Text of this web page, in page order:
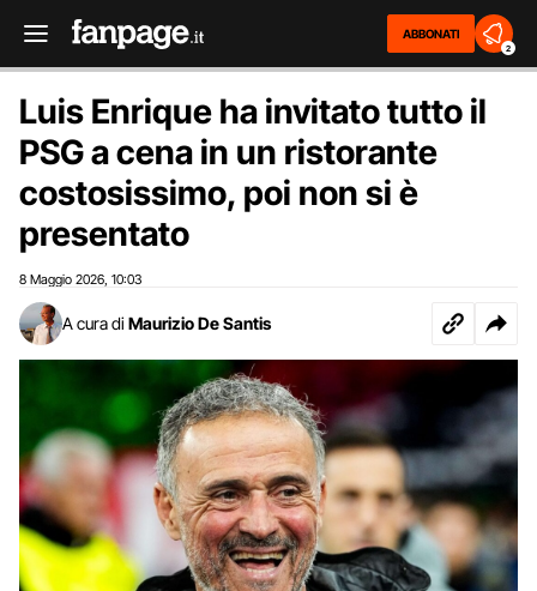
ABBONATI
2
Luis Enrique ha invitato tutto il
PSG a cena in un ristorante
costosissimo, poi non si è
presentato
8 Maggio 2026 10:03
A cura di Maurizio De Santis